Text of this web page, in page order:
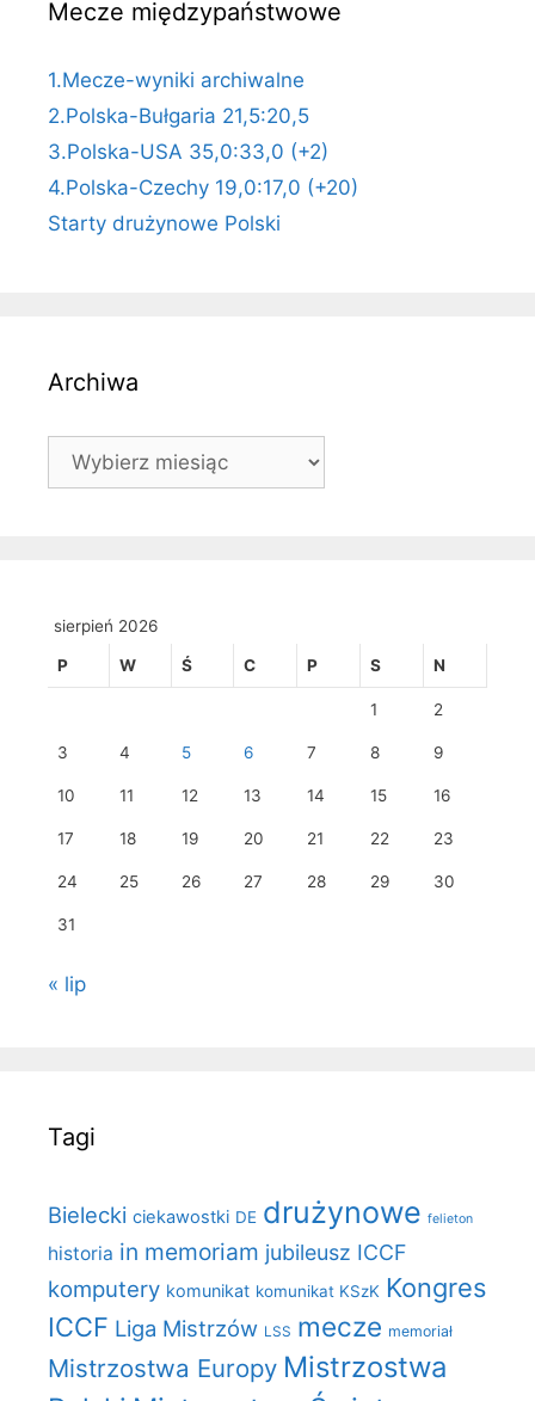
Mecze międzypaństwowe
1.Mecze-wyniki archiwalne
2.Polska-Bułgaria 21,5:20,5
3.Polska-USA 35,0:33,0 (+2)
4.Polska-Czechy 19,0:17,0 (+20)
Starty drużynowe Polski
Archiwa
Archiwa
sierpień 2026
P W Ś C P S N
1 2
3 4 5 6 7 8 9
10 11 12 13 14 15 16
17 18 19 20 21 22 23
24 25 26 27 28 29 30
31
« lip
Tagi
Bielecki ciekawostki DE drużynowe felieton
historia in memoriam jubileusz ICCF
komputery komunikat komunikat KSzK Kongres
ICCF Liga Mistrzów LSS mecze memoriał
Mistrzostwa Europy Mistrzostwa